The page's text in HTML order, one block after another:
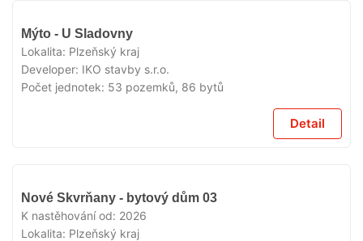
Mýto - U Sladovny
Lokalita: Plzeňský kraj
Developer: IKO stavby s.r.o.
Počet jednotek: 53 pozemků, 86 bytů
Detail
V
Nové Skvrňany - bytový dům 03
K nastěhování od: 2026
Lokalita: Plzeňský kraj